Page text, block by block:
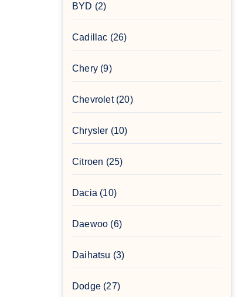
BYD (2)
Cadillac (26)
Chery (9)
Chevrolet(20)
Chrysler (10)
Citroen (25)
Dacia (10)
Daewoo (6)
Daihatsu (3)
Dodge (27)